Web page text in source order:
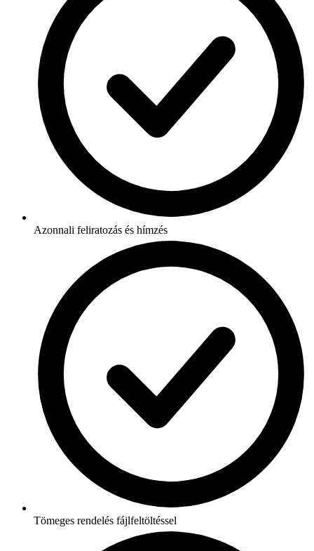
Azonnali feliratozás és hímzés
Tömeges rendelés fájlfeltöltéssel